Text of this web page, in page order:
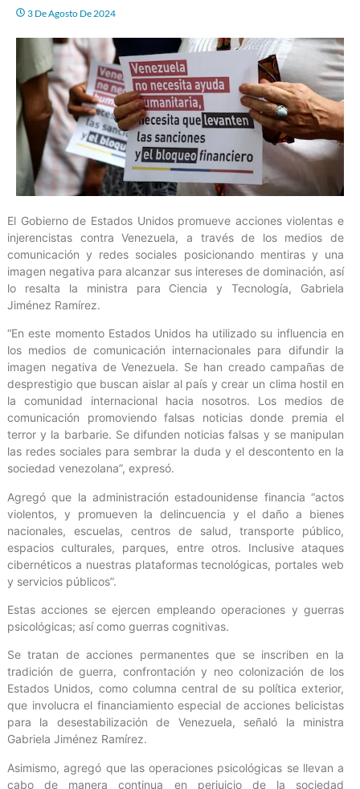
3 De Agosto De 2024
El Gobierno de Estados Unidos promueve acciones violentas e
injerencistas contra Venezuela, a través de los medios de
comunicación y redes sociales posicionando mentiras y una
imagen negativa para alcanzar sus intereses de dominación, así
lo resalta la ministra para Ciencia y Tecnología, Gabriela
Jiménez Ramírez.
“En este momento Estados Unidos ha utilizado su influencia en
los medios de comunicación internacionales para difundir la
imagen negativa de Venezuela. Se han creado campañas de
desprestigio que buscan aislar al país y crear un clima hostil en
la comunidad internacional hacia nosotros. Los medios de
comunicación promoviendo falsas noticias donde premia el
terror y la barbarie. Se difunden noticias falsas y se manipulan
las redes sociales para sembrar la duda y el descontento en la
sociedad venezolana”, expresó.
Agregó que la administración estadounidense financia “actos
violentos, y promueven la delincuencia y el daño a bienes
nacionales, escuelas, centros de salud, transporte público,
espacios culturales, parques, entre otros. Inclusive ataques
cibernéticos a nuestras plataformas tecnológicas, portales web
y servicios públicos”.
Estas acciones se ejercen empleando operaciones y guerras
psicológicas; así como guerras cognitivas.
Se tratan de acciones permanentes que se inscriben en la
tradición de guerra, confrontación y neo colonización de los
Estados Unidos, como columna central de su política exterior,
que involucra el financiamiento especial de acciones belicistas
para la desestabilización de Venezuela, señaló la ministra
Gabriela Jiménez Ramírez.
Asimismo, agregó que las operaciones psicológicas se llevan a
cabo de manera continua en perjuicio de la sociedad